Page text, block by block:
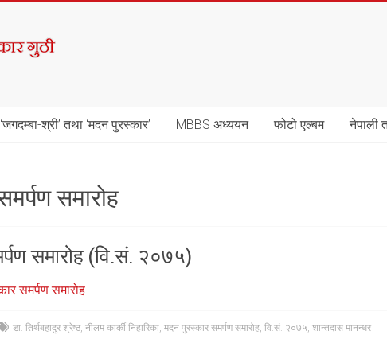
‘जगदम्बा-श्री’ तथा ‘मदन पुरस्कार’ MBBS अध्ययन फोटो एल्बम नेपाली
समारोह
समारोह (वि.सं. २०७५)
समर्पण समारोह
डा. तिर्थबहादुर श्रेष्ठ, नीलम कार्की निहारिका, मदन पुरस्कार समर्पण समारोह, वि.सं. २०७५, शान्तदास मानन्धर